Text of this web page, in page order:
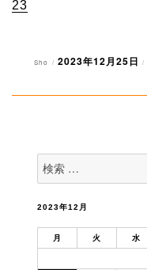
23
投
Sho
投
2023年12月25日
索
対
2023年12月
月 火 水